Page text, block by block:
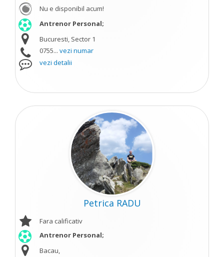
Nu e disponibil acum!
Antrenor Personal;
Bucuresti, Sector 1
0755... vezi numar
vezi detalii
Petrica RADU
Fara calificativ
Antrenor Personal;
Bacau,